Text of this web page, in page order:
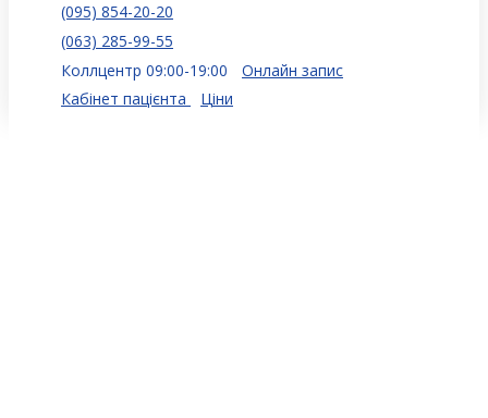
(095) 854-20-20
(063) 285-99-55
Коллцентр 09:00-19:00
Онлайн запис
Кабінет пацієнта
Ціни